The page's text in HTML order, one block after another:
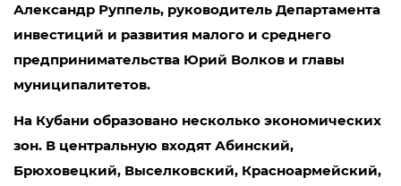
Александр Руппель, руководитель Департамента
инвестиций и развития малого и среднего
предпринимательства Юрий Волков и главы
муниципалитетов.
На Кубани образовано несколько экономических
зон. В центральную входят Абинский,
Брюховецкий, Выселковский, Красноармейский,